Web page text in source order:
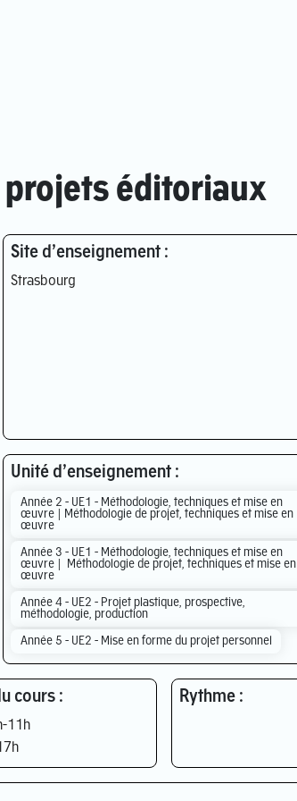
projets éditoriaux
Site d’enseignement :
Strasbourg
Unité d’enseignement :
Année 2 - UE1 - Méthodologie, techniques et mise en
œuvre | Méthodologie de projet, techniques et mise en
œuvre
Année 3 - UE1 - Méthodologie, techniques et mise en
œuvre | Méthodologie de projet, techniques et mise en
œuvre
Année 4 - UE2 - Projet plastique, prospective,
méthodologie, production
Année 5 - UE2 - Mise en forme du projet personnel
cours :
11h
Rythme :